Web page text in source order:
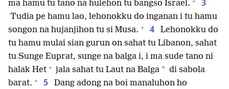
ma hamu tu tano na hulehon tu bangso Israel.
3
Tudia pe hamu lao, lehonokku do inganan i tu hamu
songon na hujanjihon tu si Musa. + 4
Lehonokku do
tu hamu mulai sian gurun on sahat tu Libanon, sahat
tu Sunge Euprat, sunge na balga i, i ma sude tano ni
halak Het + jala sahat tu Laut na Balga * di sabola
barat. + 5
Dang adong na boi manaluhon ho